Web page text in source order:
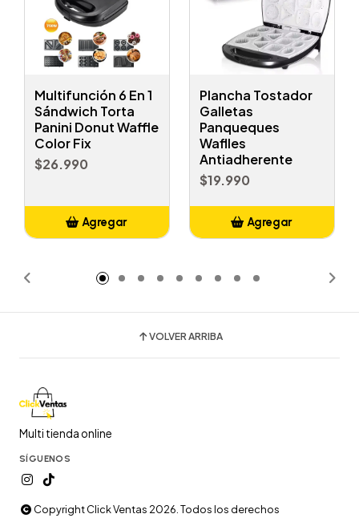
Multifunción 6 En 1
Sándwich Torta
Panini Donut Waffle
Color Fix
$26.990
Agregar
Plancha Tostador
Galletas
Panqueques
Waflles
Antiadherente
$19.990
Agregar
VOLVER ARRIBA
Multi tienda online
SÍGUENOS
Copyright Click Ventas 2026. Todos los derechos